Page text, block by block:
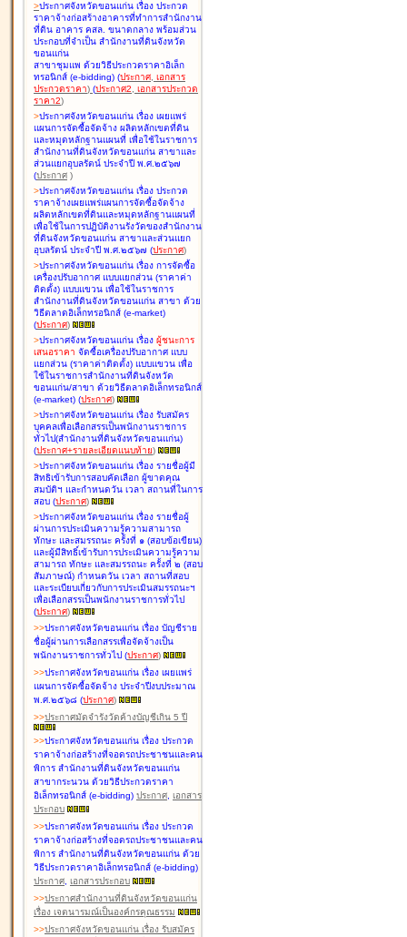
>ประกาศจังหวัดขอนแก่น เรื่อง ประกวด
ราคาจ้างก่อสร้างอาคารที่ทำการสำนักงาน
ที่ดิน อาคาร คสล. ขนาดกลาง พร้อมส่วน
ประกอบที่จำเป็น สำนักงานที่ดินจังหวัด
ขอนแก่น
สาขาชุมแพ ด้วยวิธีประกวดราคาอิเล็ก
ทรอนิกส์ (e-bidding) (ประกาศ, เอกสาร
ประกวดราคา) (ประกาศ2, เอกสารประกวด
ราคา2)
>ประกาศจังหวัดขอนแก่น เรื่อง เผยแพร่
แผนการจัดซื้อจัดจ้าง ผลิตหลักเขตที่ดิน
และหมุดหลักฐานแผนที่ เพื่อใช้ในราชการ
สำนักงานที่ดินจังหวัดขอนแก่น สาขาและ
ส่วนแยกอุบลรัตน์ ประจำปี พ.ศ.๒๕๖๗
(ประกาศ )
>ประกาศจังหวัดขอนแก่น เรื่อง ประกวด
ราคาจ้างเผยแพร่แผนการจัดซื้อจัดจ้าง
ผลิตหลักเขตที่ดินและหมุดหลักฐานแผนที่
เพื่อใช้ในการปฏิบัติงานรังวัดของสำนักงาน
ที่ดินจังหวัดขอนแก่น สาขาและส่วนแยก
อุบลรัตน์ ประจำปี พ.ศ.๒๕๖๗ (ประกาศ)
>ประกาศจังหวัดขอนแก่น เรื่อง การจัดซื้อ
เครื่องปรับอากาศ แบบแยกส่วน (ราคาค่า
ติดตั้ง) แบบแขวน เพื่อใช้ในราชการ
สำนักงานที่ดินจังหวัดขอนแก่น สาขา ด้วย
วิธีตลาดอิเล็กทรอนิกส์ (e-market)
(ประกาศ)
>ประกาศจังหวัดขอนแก่น เรื่อง ผู้ชนะการ
เสนอราคา จัดซื้อเครื่องปรับอากาศ แบบ
แยกส่วน (ราคาค่าติดตั้ง) แบบแขวน เพื่อ
ใช้ในราชการสำนักงานที่ดินจังหวัด
ขอนแก่น/สาขา ด้วยวิธีตลาดอิเล็กทรอนิกส์
(e-market) (ประกาศ)
>ประกาศจังหวัดขอนแก่น เรื่อง รับสมัคร
บุคคลเพื่อเลือกสรรเป็นพนักงานราชการ
ทั่วไป(สำนักงานที่ดินจังหวัดขอนแก่น)
(ประกาศ+รายละเอียดแนบท้าย)
>ประกาศจังหวัดขอนแก่น เรื่อง รายชื่อผู้มี
สิทธิเข้ารับการสอบคัดเลือก ผู้ขาดคุณ
สมบัติฯ และกำหนดวัน เวลา สถานที่ในการ
สอบ (ประกาศ)
>ประกาศจังหวัดขอนแก่น เรื่อง รายชื่อผู้
ผ่านการประเมินความรู้ความสามารถ
ทักษะ และสมรรถนะ ครั้งที่ ๑ (สอบข้อเขียน)
และผู้มีสิทธิ์เข้ารับการประเมินความรู้ความ
สามารถ ทักษะ และสมรรถนะ ครั้งที่ ๒ (สอบ
สัมภาษณ์) กำหนดวัน เวลา สถานที่สอบ
และระเบียบเกี่ยวกับการประเมินสมรรถนะฯ
เพื่อเลือกสรรเป็นพนักงานราชการทั่วไป
(ประกาศ)
>>ประกาศจังหวัดขอนแก่น เรื่อง บัญชีราย
ชื่อผู้ผ่านการเลือกสรรเพื่อจัดจ้างเป็น
พนักงานราชการทั่วไป (ประกาศ)
>>ประกาศจังหวัดขอนแก่น เรื่อง เผยแพร่
แผนการจัดซื้อจัดจ้าง ประจำปีงบประมาณ
พ.ศ.๒๕๖๘ (ประกาศ)
>>ประกาศมัดจำรังวัดค้างบัญชีเกิน 5 ปี
>>ประกาศจังหวัดขอนแก่น เรื่อง ประกวด
ราคาจ้างก่อสร้างที่จอดรถประชาชนและคน
พิการ สำนักงานที่ดินจังหวัดขอนแก่น
สาขากระนวน ด้วยวิธีประกวดราคา
อิเล็กทรอนิกส์ (e-bidding) ประกาศ, เอกสาร
ประกอบ
>>ประกาศจังหวัดขอนแก่น เรื่อง ประกวด
ราคาจ้างก่อสร้างที่จอดรถประชาชนและคน
พิการ สำนักงานที่ดินจังหวัดขอนแก่น ด้วย
วิธีประกวดราคาอิเล็กทรอนิกส์ (e-bidding)
ประกาศ, เอกสารประกอบ
>>ประกาศสำนักงานที่ดินจังหวัดขอนแก่น
เรื่อง เจตนารมณ์เป็นองค์กรคุณธรรม
>>ประกาศจังหวัดขอนแก่น เรื่อง รับสมัคร